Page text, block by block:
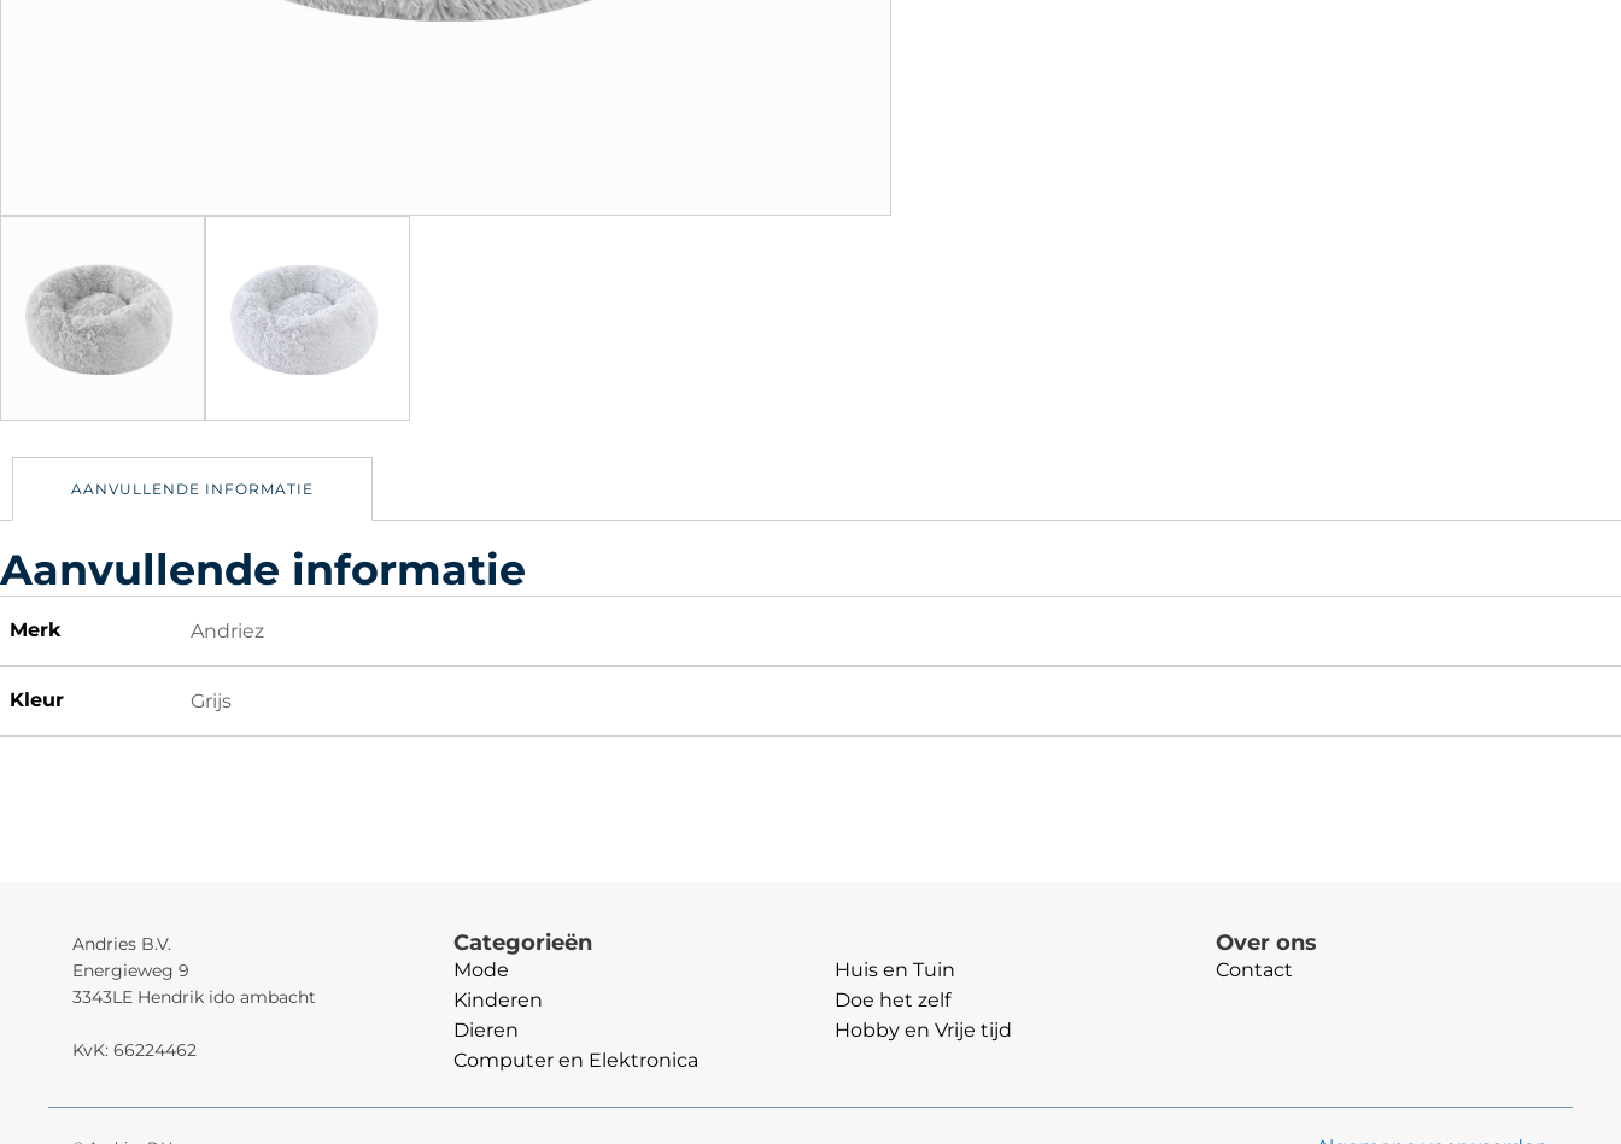
AANVULLENDE INFORMATIE
Aanvullende informatie
Merk Andriez
Kleur Grijs
Andries B.V.
Energieweg 9
3343LE Hendrik ido ambacht
KvK: 66224462
Categorieën
Mode
Kinderen
Dieren
Computer en Elektronica
Huis en Tuin
Doe het zelf
Hobby en Vrije tijd
Over ons
Contact